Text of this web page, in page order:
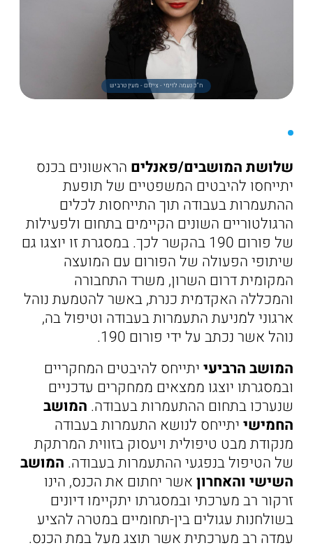
ח"כ נעמה לזימי - צילום - מעין טרביש
שלושת המושבים/פאנלים הראשונים בכנס
יתייחסו להיבטים המשפטיים של תופעת
ההתעמרות בעבודה תוך התייחסות לכלים
הרגולטוריים השונים הקיימים בתחום ולפעילות
של פורום 190 בהקשר לכך. במסגרת זו יוצגו גם
שיתופי הפעולה של הפורום עם המועצה
המקומית דרום השרון, משרד התחבורה
והמכללה האקדמית כנרת, באשר להטמעת נוהל
ארגוני למניעת התעמרות בעבודה וטיפול בה,
נוהל אשר נכתב על ידי פורום 190.
המושב הרביעייתייחס להיבטים המחקריים
ובמסגרתו יוצגו ממצאים ממחקרים עדכניים
שנערכו בתחום ההתעמרות בעבודה. המושב
החמישייתייחס לנושא התעמרות בעבודה
מנקודת מבט טיפולית ויעסוק בזווית המרתקת
של הטיפול בנפגעי ההתעמרות בעבודה. המושב
השישי והאחרוןאשר יחתום את הכנס, הינו
זרקור רב מערכתי ובמסגרתו יתקיימו דיונים
בשולחנות עגולים בין-תחומיים במטרה להציע
עמדה רב מערכתית אשר תוצג מעל במת הכנס.